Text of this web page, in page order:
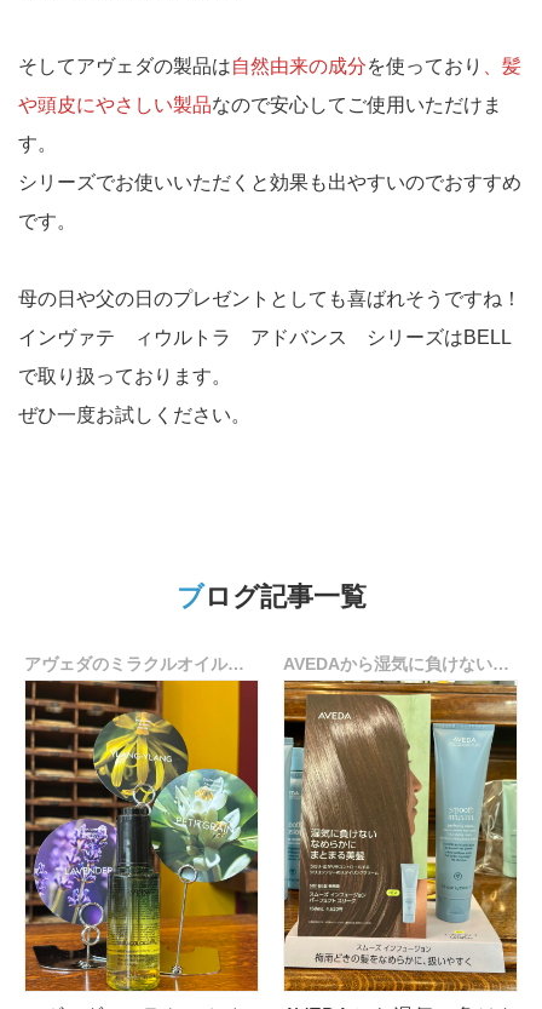
そしてアヴェダの製品は自然由来の成分を使っており
、髪
や頭皮にやさしい製品なので安心してご使用いただけま
す。
シリーズでお使いいただくと効果も出やすいのでおすすめ
です。
母の日や父の日のプレゼントとしても喜ばれそうですね！
インヴァテ ィウルトラ アドバンス シリーズはBELL
で取り扱っております。
ぜひ一度お試しください。
ブログ記事一覧
アヴェダのミラクルオイルキャンペーン情報☆ AVEDAから湿気に負けないトリートメント誕生♪